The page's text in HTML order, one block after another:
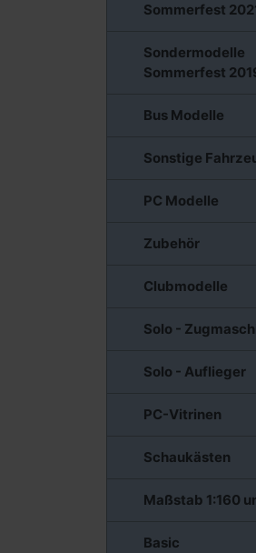
Sommerfest
Sondermodelle
Sommerfest
Bus Modelle
Sonstige
PC Modelle
Zubehör
Clubmodelle
Solo -
Solo - Auflieger
PC-Vitrinen
Schaukästen
Maßstab 1:160
Basic